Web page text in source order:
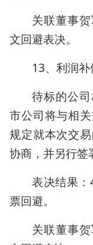
关联董事
文回避表决。
13、利润
待标的公
市公司将与相
规定就本次交
协商，并另行签
表决结果
票回避。
关联董事